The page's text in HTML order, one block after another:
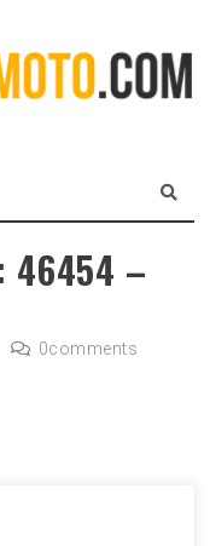
46454 –
0comments